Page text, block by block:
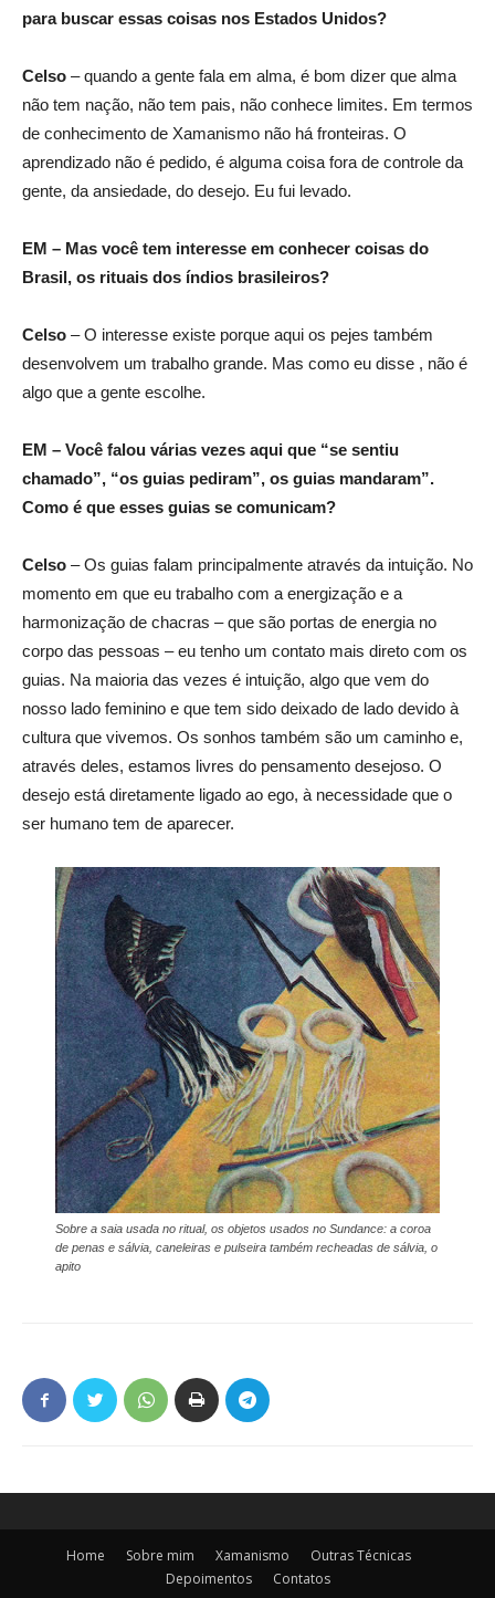
para buscar essas coisas nos Estados Unidos?
Celso – quando a gente fala em alma, é bom dizer que alma
não tem nação, não tem pais, não conhece limites. Em termos
de conhecimento de Xamanismo não há fronteiras. O
aprendizado não é pedido, é alguma coisa fora de controle da
gente, da ansiedade, do desejo. Eu fui levado.
EM – Mas você tem interesse em conhecer coisas do
Brasil, os rituais dos índios brasileiros?
Celso – O interesse existe porque aqui os pejes também
desenvolvem um trabalho grande. Mas como eu disse , não é
algo que a gente escolhe.
EM – Você falou várias vezes aqui que “se sentiu
chamado”, “os guias pediram”, os guias mandaram”.
Como é que esses guias se comunicam?
Celso – Os guias falam principalmente através da intuição. No
momento em que eu trabalho com a energização e a
harmonização de chacras – que são portas de energia no
corpo das pessoas – eu tenho um contato mais direto com os
guias. Na maioria das vezes é intuição, algo que vem do
nosso lado feminino e que tem sido deixado de lado devido à
cultura que vivemos. Os sonhos também são um caminho e,
através deles, estamos livres do pensamento desejoso. O
desejo está diretamente ligado ao ego, à necessidade que o
ser humano tem de aparecer.
Sobre a saia usada no ritual, os objetos usados no Sundance: a coroa
de penas e sálvia, caneleiras e pulseira também recheadas de sálvia, o
apito
Home Sobre mim Xamanismo
Outras Técnicas
Depoimentos
Contatos